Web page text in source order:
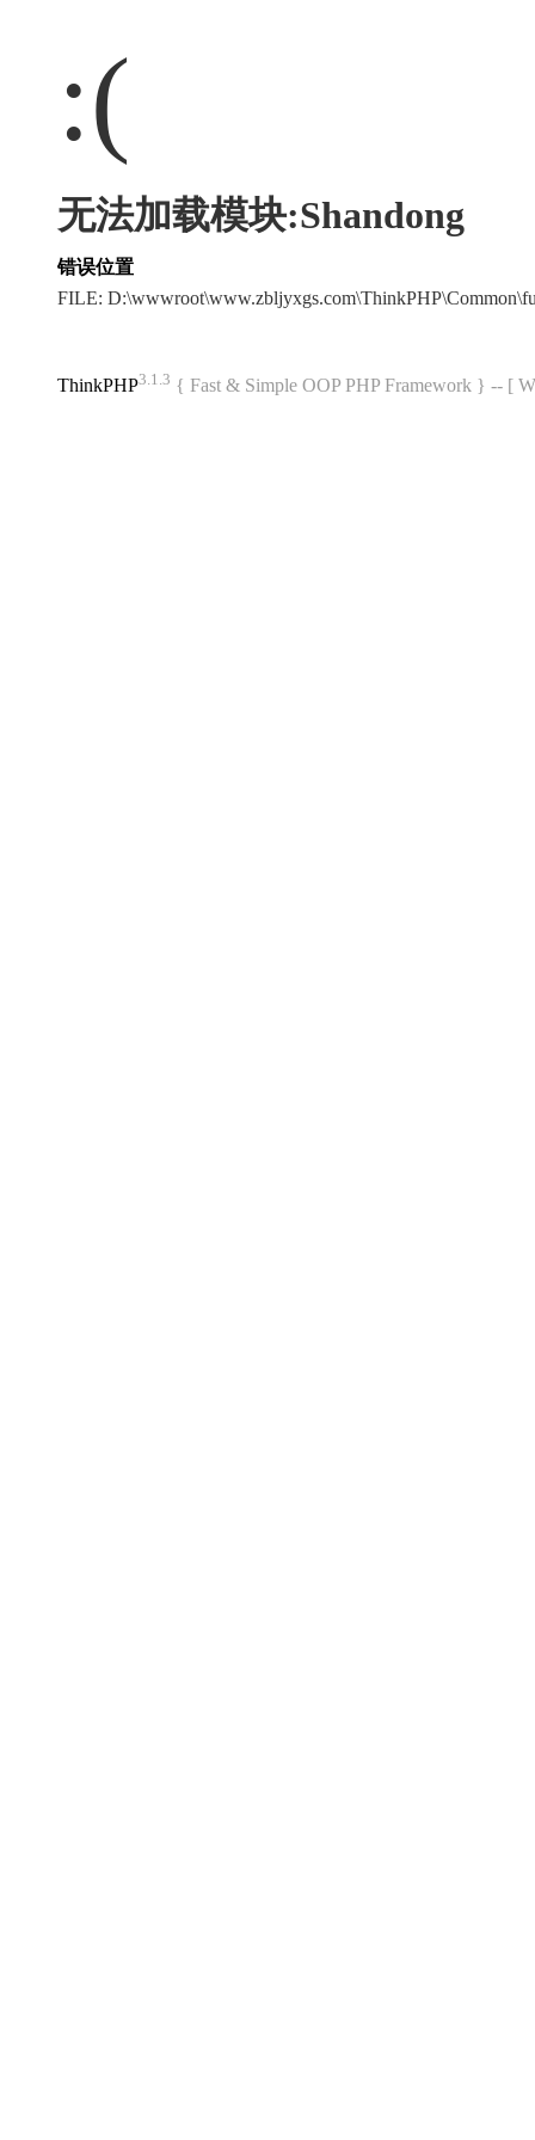
:(
无法加载模块:Shandong
错误位置
FILE:
ThinkPHP3.1.3 { Fast & Simple OOP PHP Framework } -- [